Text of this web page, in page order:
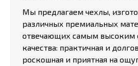
Мы предлагаем чехлы,
различных премиальных
отвечающих самым высоким
качества: практичная и
роскошная и приятная на